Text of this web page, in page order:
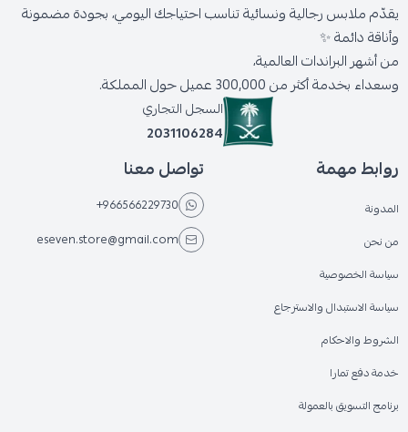
يقدّم ملابس رجالية ونسائية تناسب احتياجك اليومي، بجودة مضمونة
وأناقة دائمة ✨
من أشهر البراندات العالمية،
وسعداء بخدمة أكثر من 300,000 عميل حول المملكة.
السجل التجاري
2031106284
روابط مهمة
المدونة
من نحن
سياسة الخصوصية
سياسة الاستبدال والاسترجاع
الشروط والاحكام
خدمة دفع تمارا
برنامج التسويق بالعمولة
تواصل معنا
+966566229730
eseven.store@gmail.com